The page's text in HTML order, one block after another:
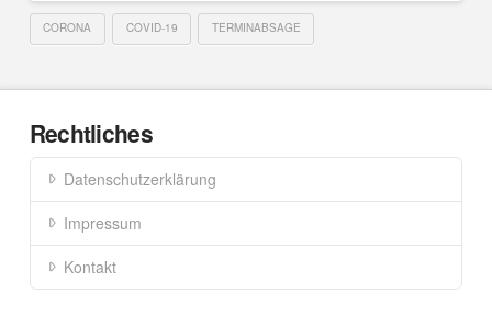
CORONA COVID-19 TERMINABSAGE
Rechtliches
Datenschutzerklärung
Impressum
Kontakt